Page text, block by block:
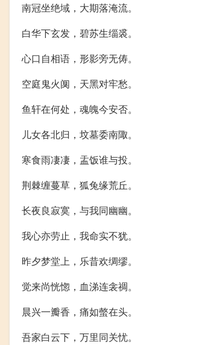
南冠坐绝域，大期落淹流。
白华下玄发，碧苏生缁裘。
心口自相语，形影旁无俦。
空庭鬼火阒，天黑对牢愁。
鱼轩在何处，魂魄今安否。
儿女各北归，坟墓委南陬。
寒食雨凄凄，盂饭谁与投。
荆棘缠蔓草，狐兔缘荒丘。
长夜良寂寞，与我同幽幽。
我心亦劳止，我命实不犹。
昨夕梦堂上，乐昔欢绸缪。
觉来尚恍惚，血涕连衾禂。
晨兴一瓣香，痛如螫在头。
吾家白云下，万里同关忧。